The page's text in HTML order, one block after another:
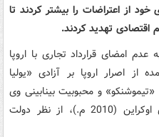
خود از اعتراضات را بیشتر کردند تا
اقتصادی تهدید کردند.
عدم امضای قرارداد تجاری با اروپا
از اصرار اروپا بر آزادی «یولیا
و محبوبیت بینابینی وی
در آخرین انتخابات ریاست جمهوری اوکراین (2010 م.)، از نظر دولت